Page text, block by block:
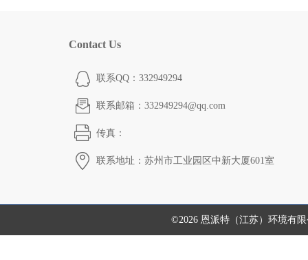
Contact Us
联系QQ：332949294
联系邮箱：332949294@qq.com
传真：
联系地址：苏州市工业园区中新大厦601室
©2026 恩派特（江苏）环境有